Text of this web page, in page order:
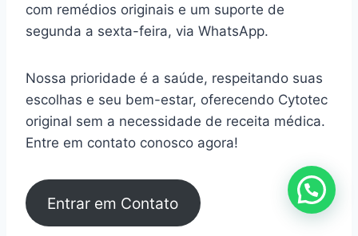
com remédios originais e um suporte de
segunda a sexta-feira, via WhatsApp.
Nossa prioridade é a saúde, respeitando suas
escolhas e seu bem-estar, oferecendo Cytotec
original sem a necessidade de receita médica.
Entre em contato conosco agora!
Entrar em Contato